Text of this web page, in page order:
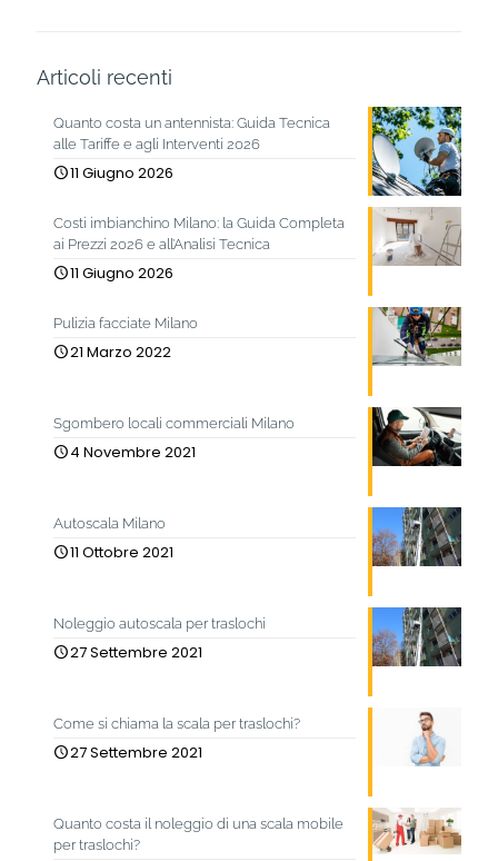
Articoli recenti
Quanto costa un antennista: Guida Tecnica
alle Tariffe e agli Interventi 2026
11 Giugno 2026
Costi imbianchino Milano: la Guida Completa
ai Prezzi 2026 e all’Analisi Tecnica
11 Giugno 2026
Pulizia facciate Milano
21 Marzo 2022
Sgombero locali commerciali Milano
4 Novembre 2021
Autoscala Milano
11 Ottobre 2021
Noleggio autoscala per traslochi
27 Settembre 2021
Come si chiama la scala per traslochi?
27 Settembre 2021
Quanto costa il noleggio di una scala mobile
per traslochi?